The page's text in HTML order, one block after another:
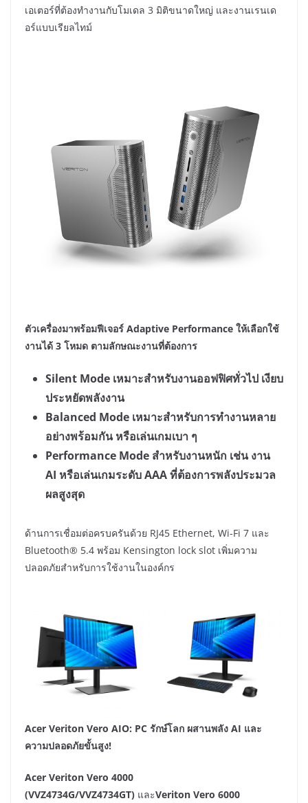
เอเตอร์ที่ต้องทำงานกับโมเดล 3 มิติขนาดใหญ่ และงานเรนเด
อร์แบบเรียลไทม์
ตัวเครื่องมาพร้อมฟีเจอร์ Adaptive Performance ให้เลือกใช้
งานได้ 3 โหมด ตามลักษณะงานที่ต้องการ
Silent Mode เหมาะสำหรับงานออฟฟิศทั่วไป เงียบ
ประหยัดพลังงาน
Balanced Mode เหมาะสำหรับการทำงานหลาย
อย่างพร้อมกัน หรือเล่นเกมเบา ๆ
Performance Mode สำหรับงานหนัก เช่น งาน
AI หรือเล่นเกมระดับ AAA ที่ต้องการพลังประมวล
ผลสูงสุด
ด้านการเชื่อมต่อครบครันด้วย RJ45 Ethernet, Wi-Fi 7 และ
Bluetooth® 5.4 พร้อม Kensington lock slot เพิ่มความ
ปลอดภัยสำหรับการใช้งานในองค์กร
Acer Veriton Vero AIO: PC รักษ์โลก ผสานพลัง AI และ
ความปลอดภัยขั้นสูง!
Acer Veriton Vero 4000
(VVZ4734G/VVZ4734GT) และVeriton Vero 6000